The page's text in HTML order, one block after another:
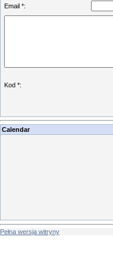
Email *:
Kod *:
Calendar
Pełna wersja witryny